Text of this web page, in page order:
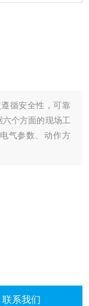
循安全性，可靠
个方面的现场工
气参数、动作方
联系我们